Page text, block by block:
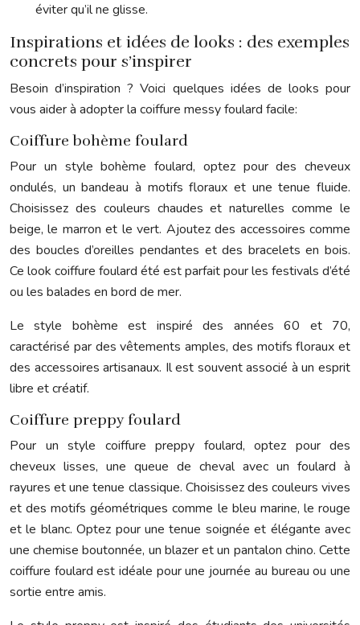
éviter qu’il ne glisse.
Inspirations et idées de looks : des exemples
concrets pour s’inspirer
Besoin d’inspiration ? Voici quelques idées de looks pour
vous aider à adopter la coiffure messy foulard facile:
Coiffure bohème foulard
Pour un style bohème foulard, optez pour des cheveux
ondulés, un bandeau à motifs floraux et une tenue fluide.
Choisissez des couleurs chaudes et naturelles comme le
beige, le marron et le vert. Ajoutez des accessoires comme
des boucles d’oreilles pendantes et des bracelets en bois.
Ce look coiffure foulard été est parfait pour les festivals d’été
ou les balades en bord de mer.
Le style bohème est inspiré des années 60 et 70,
caractérisé par des vêtements amples, des motifs floraux et
des accessoires artisanaux. Il est souvent associé à un esprit
libre et créatif.
Coiffure preppy foulard
Pour un style coiffure preppy foulard, optez pour des
cheveux lisses, une queue de cheval avec un foulard à
rayures et une tenue classique. Choisissez des couleurs vives
et des motifs géométriques comme le bleu marine, le rouge
et le blanc. Optez pour une tenue soignée et élégante avec
une chemise boutonnée, un blazer et un pantalon chino. Cette
coiffure foulard est idéale pour une journée au bureau ou une
sortie entre amis.